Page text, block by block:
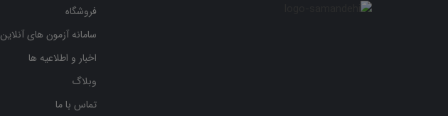
فروشگاه
سامانه آزمون های آنلاین
اخبار و اطلاعیه ها
وبلاگ
تماس با ما